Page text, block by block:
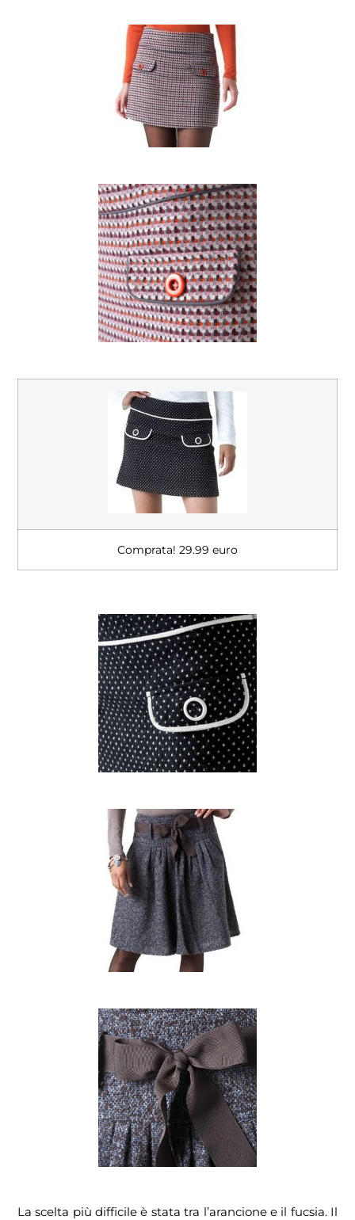
Comprata! 29.99 euro
La scelta più difficile è stata tra l’arancione e il fucsia. Il